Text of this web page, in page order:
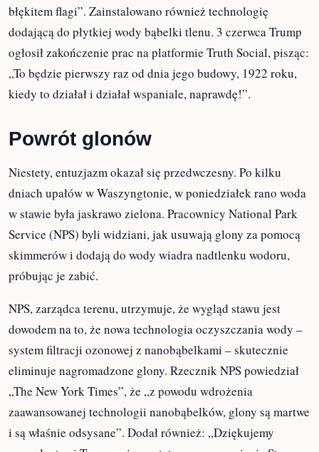
większej niż sześć boisk piłkarskich, zostało
pomalowane na specjalny odcień błękitu, nazwany
przez Trumpa „amerykańskim błękitem flagi”.
Zainstalowano również technologię dodającą do
płytkiej wody bąbelki tlenu. 3 czerwca Trump
Social, pisząc: „To będzie pierwszy raz od dnia jego
budowy, 1922 roku, kiedy to działał i działał
wspaniale, naprawdę!”.
Powrót glonów
Niestety, entuzjazm okazał się przedwczesny. Po
kilku dniach upałów w Waszyngtonie, w
zielona. Pracownicy National Park Service (NPS)
byli widziani, jak usuwają glony za pomocą
skimmerów i dodają do wody wiadra nadtlenku
wodoru, próbując je zabić.
NPS, zarządca terenu, utrzymuje, że wygląd stawu
jest dowodem na to, że nowa technologia